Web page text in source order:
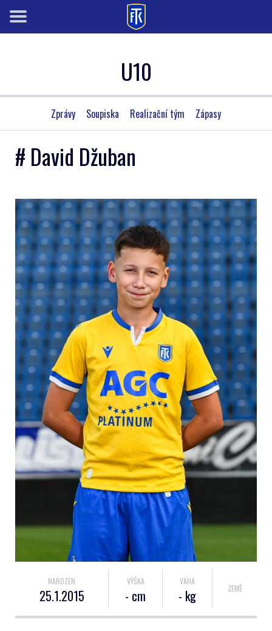
U10
Zprávy Soupiska Realizační tým Zápasy
# David Džuban
NAROZEN
25.1.2015
VÝŠKA
- cm
VÁHA
- kg ZEMĚ